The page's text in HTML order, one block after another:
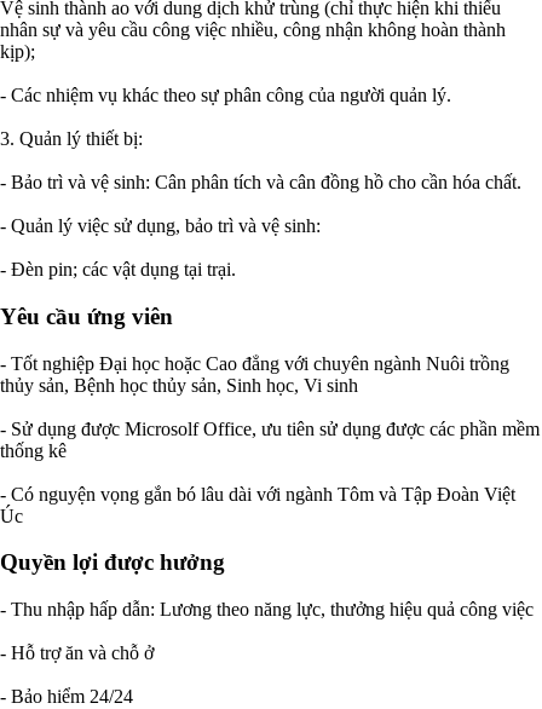
Vệ sinh thành ao với dung dịch khử trùng (chỉ thực hiện khi thiếu
nhân sự và yêu cầu công việc nhiều, công nhận không hoàn thành
kịp);
- Các nhiệm vụ khác theo sự phân công của người quản lý.
3. Quản lý thiết bị:
- Bảo trì và vệ sinh: Cân phân tích và cân đồng hồ cho cần hóa chất.
- Quản lý việc sử dụng, bảo trì và vệ sinh:
- Đèn pin; các vật dụng tại trại.
Yêu cầu ứng viên
- Tốt nghiệp Đại học hoặc Cao đẳng với chuyên ngành Nuôi trồng
thủy sản, Bệnh học thủy sản, Sinh học, Vi sinh
- Sử dụng được Microsolf Office, ưu tiên sử dụng được các phần mềm
thống kê
- Có nguyện vọng gắn bó lâu dài với ngành Tôm và Tập Đoàn Việt
Úc
Quyền lợi được hưởng
- Thu nhập hấp dẫn: Lương theo năng lực, thưởng hiệu quả công việc
- Hỗ trợ ăn và chỗ ở
- Bảo hiểm 24/24